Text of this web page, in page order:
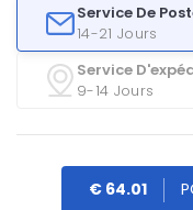
Service De
14-21 Jours
Service
9-14 Jours
€ 64.01